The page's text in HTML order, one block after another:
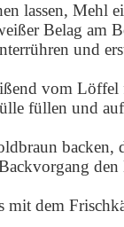
lassen,
Belag am
und
vom Löffel
füllen und
backen,
den
dem